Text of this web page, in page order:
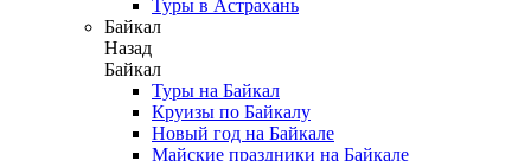
Туры в Астрахань
Байкал
Назад
Байкал
Туры на Байкал
Круизы по Байкалу
Новый год на Байкале
Майские праздники на Байкале